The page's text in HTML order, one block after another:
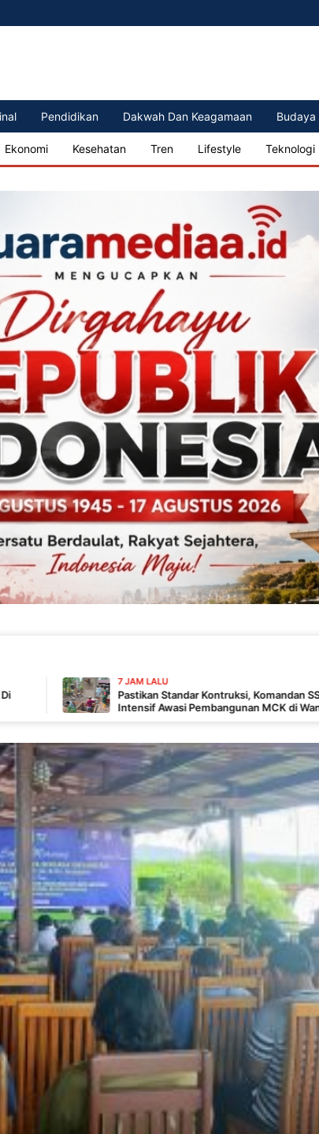
Pendidikan Dakwah Dan Keagamaan Budaya
Ekonomi Kesehatan Tren Lifestyle Teknologi
7 JAM LALU
Pastikan Standar Kontruksi, Komandan SSK TMMD 129
Intensif Awasi Pembangunan MCK di Wanam